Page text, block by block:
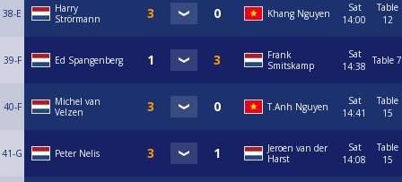
38-E
Harry
Strörmann
Khang Nguyen
Sat
14:00
Table
12
39-F Ed Spangenberg
Frank
Smitskamp
Sat
14:38 Table 7
40-F
Michel van
Velzen
T.Anh Nguyen
Sat
14:41
Table
15
41-G Peter Nelis
Jeroen van der
Harst
Sat
14:08
Table
15